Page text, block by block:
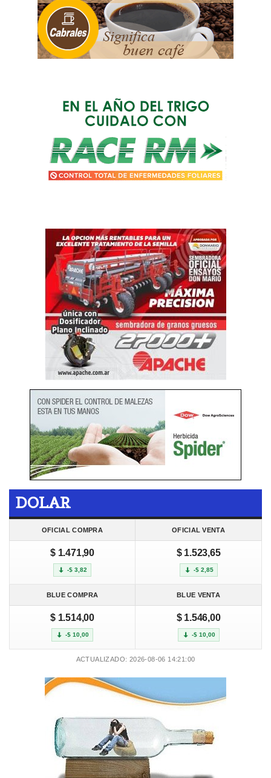
DOLAR
OFICIAL COMPRA OFICIAL VENTA
$ 1.471,90
-$ 3,82
$ 1.523,65
-$ 2,85
BLUE COMPRA BLUE VENTA
$ 1.514,00
-$ 10,00
$ 1.546,00
-$ 10,00
ACTUALIZADO: 2026-08-06 14:21:00